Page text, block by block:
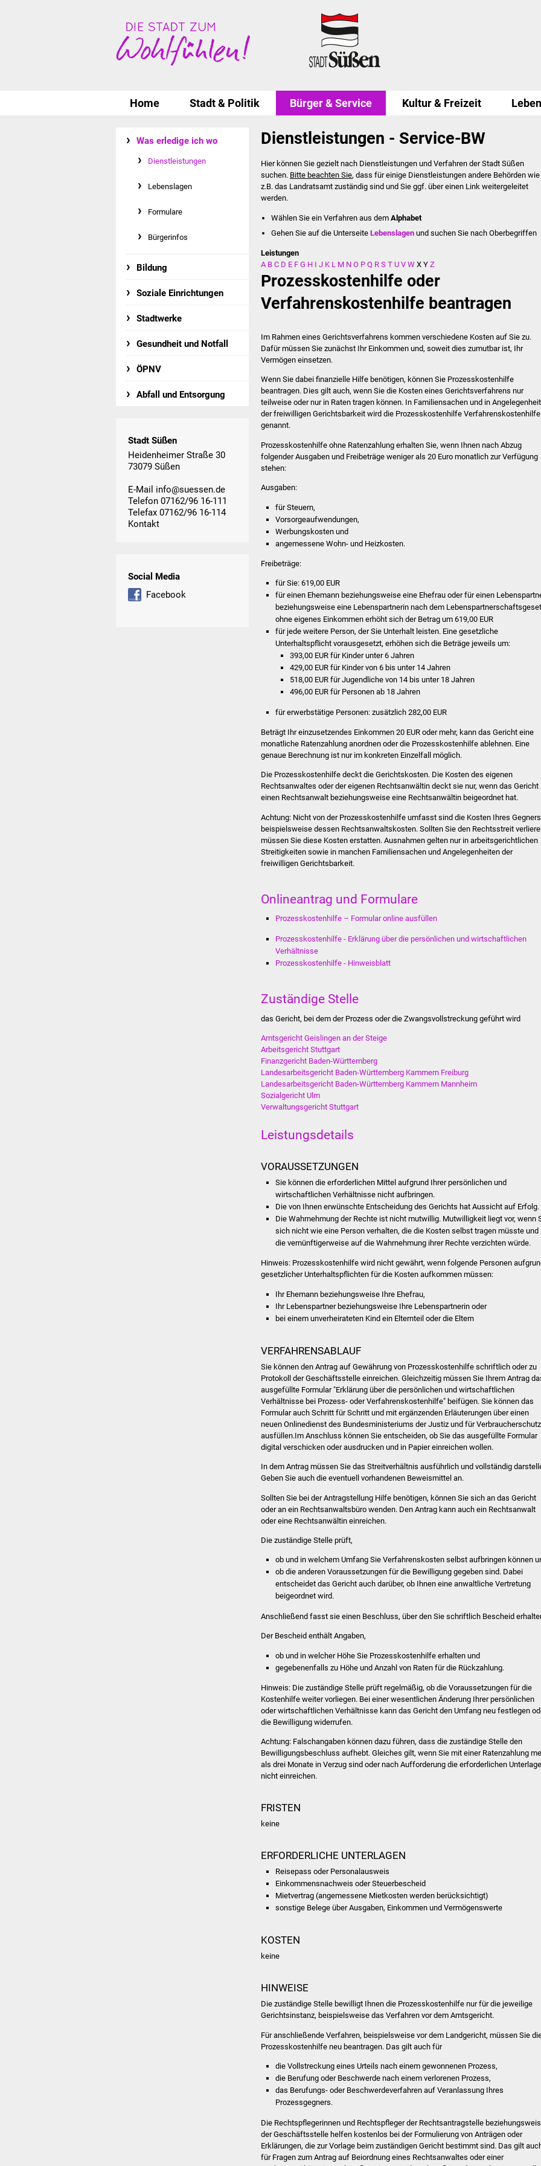
Home Stadt & Politik Bürger & Service Kultur & Freizeit
Was erledige ich wo
Dienstleistungen
Lebenslagen
Formulare
Bürgerinfos
Bildung
Soziale Einrichtungen
Stadtwerke
Gesundheit und Notfall
ÖPNV
Abfall und Entsorgung
Stadt Süßen
Heidenheimer Straße 30
73079 Süßen
E-Mail info@suessen.de
Telefon 07162/96 16-111
Telefax 07162/96 16-114
Kontakt
Social Media
Facebook
Dienstleistungen - Service-BW
Hier können Sie gezielt nach Dienstleistungen und Verfahren der Stadt Süßen
suchen. Bitte beachten Sie, dass für einige Dienstleistungen andere Behörden wie
z.B. das Landratsamt zuständig sind und Sie ggf. über einen Link weitergeleitet
werden.
Wählen Sie ein Verfahren aus dem Alphabet
Gehen Sie auf die UnterseiteLebenslagen und suchen Sie nach Oberbegriffen
Leistungen
A B C D E F G H I J K L M N O P Q R S T U V W X Y Z
Prozesskostenhilfe oder
Verfahrenskostenhilfe beantragen
Im Rahmen eines Gerichtsverfahrens kommen verschiedene Kosten auf Sie zu.
Dafür müssen Sie zunächst Ihr Einkommen und, soweit dies zumutbar ist, Ihr
Vermögen einsetzen.
Wenn Sie dabei finanzielle Hilfe benötigen, können Sie Prozesskostenhilfe
beantragen. Dies gilt auch, wenn Sie die Kosten eines Gerichtsverfahrens nur
teilweise oder nur in Raten tragen können. In Familiensachen und in
der freiwilligen Gerichtsbarkeit wird die Prozesskostenhilfe Verfahrenskostenhilfe
genannt.
Prozesskostenhilfe ohne Ratenzahlung erhalten Sie, wenn Ihnen nach Abzug
folgender Ausgaben und Freibeträge weniger als 20 Euro monatlich zur Verfügung
stehen:
Ausgaben:
für Steuern,
Vorsorgeaufwendungen,
Werbungskosten und
angemessene Wohn- und Heizkosten.
Freibeträge:
für Sie: 619,00 EUR
für einen Ehemann beziehungsweise eine Ehefrau oder für einen
beziehungsweise eine Lebenspartnerin nach dem
ohne eigenes Einkommen erhöht sich der Betrag um 619,00 EUR
für jede weitere Person, der Sie Unterhalt leisten. Eine gesetzliche
Unterhaltspflicht vorausgesetzt, erhöhen sich die Beträge jeweils um:
393,00 EUR für Kinder unter 6 Jahren
429,00 EUR für Kinder von 6 bis unter 14 Jahren
518,00 EUR für Jugendliche von 14 bis unter 18 Jahren
496,00 EUR für Personen ab 18 Jahren
für erwerbstätige Personen: zusätzlich 282,00 EUR
Beträgt Ihr einzusetzendes Einkommen 20 EUR oder mehr, kann das Gericht eine
monatliche Ratenzahlung anordnen oder die Prozesskostenhilfe ablehnen. Eine
genaue Berechnung ist nur im konkreten Einzelfall möglich.
Die Prozesskostenhilfe deckt die Gerichtskosten. Die Kosten des eigenen
Rechtsanwaltes oder der eigenen Rechtsanwältin deckt sie nur, wenn das Gericht
einen Rechtsanwalt beziehungsweise eine Rechtsanwältin beigeordnet hat.
Achtung: Nicht von der Prozesskostenhilfe umfasst sind die Kosten Ihres
beispielsweise dessen Rechtsanwaltskosten. Sollten Sie den Rechtsstreit
müssen Sie diese Kosten erstatten. Ausnahmen gelten nur in arbeitsgerichtlichen
Streitigkeiten sowie in manchen Familiensachen und Angelegenheiten der
freiwilligen Gerichtsbarkeit.
Onlineantrag und Formulare
Prozesskosten­hilfe – Formular online ausfüllen
Prozesskostenhilfe - Erklärung über die persönlichen und wirtschaftlichen
Verhältnisse
Prozesskostenhilfe - Hinweisblatt
Zuständige Stelle
das Gericht, bei dem der Prozess oder die Zwangsvollstreckung geführt wird
Amtsgericht Geislingen an der Steige
Arbeitsgericht Stuttgart
Finanzgericht Baden-Württemberg
Landesarbeitsgericht Baden-Württemberg Kammern Freiburg
Landesarbeitsgericht Baden-Württemberg Kammern Mannheim
Sozialgericht Ulm
Verwaltungsgericht Stuttgart
Leistungsdetails
VORAUSSETZUNGEN
Sie können die erforderlichen Mittel aufgrund Ihrer persönlichen und
wirtschaftlichen Verhältnisse nicht aufbringen.
Die von Ihnen erwünschte Entscheidung des Gerichts hat Aussicht auf Erfolg.
Die Wahrnehmung der Rechte ist nicht mutwillig. Mutwilligkeit liegt vor, wenn
sich nicht wie eine Person verhalten, die die Kosten selbst tragen müsste und
die vernünftigerweise auf die Wahrnehmung ihrer Rechte verzichten würde.
Hinweis: Prozesskostenhilfe wird nicht gewährt, wenn folgende Personen
gesetzlicher Unterhaltspflichten für die Kosten aufkommen müssen:
Ihr Ehemann beziehungsweise Ihre Ehefrau,
Ihr Lebenspartner beziehungsweise Ihre Lebenspartnerin oder
bei einem unverheirateten Kind ein Elternteil oder die Eltern
VERFAHRENSABLAUF
Sie können den Antrag auf Gewährung von Prozesskostenhilfe schriftlich oder zu
Protokoll der Geschäftsstelle einreichen. Gleichzeitig müssen Sie Ihrem Antrag
ausgefüllte Formular "Erklärung über die persönlichen und wirtschaftlichen
Verhältnisse bei Prozess- oder Verfahrenskostenhilfe" beifügen. Sie können das
Formular auch Schritt für Schritt und mit ergänzenden Erläuterungen über einen
neuen Onlinedienst des Bundesministeriums der Justiz und für Verbraucherschutz
ausfüllen.Im Anschluss können Sie entscheiden, ob Sie das ausgefüllte Formular
digital verschicken oder ausdrucken und in Papier einreichen wollen.
In dem Antrag müssen Sie das Streitverhältnis ausführlich und vollständig
Geben Sie auch die eventuell vorhandenen Beweismittel an.
Sollten Sie bei der Antragstellung Hilfe benötigen, können Sie sich an das Gericht
oder an ein Rechtsanwaltsbüro wenden. Den Antrag kann auch ein Rechtsanwalt
oder eine Rechtsanwältin einreichen.
Die zuständige Stelle prüft,
ob und in welchem Umfang Sie Verfahrenskosten selbst aufbringen können
ob die anderen Voraussetzungen für die Bewilligung gegeben sind. Dabei
entscheidet das Gericht auch darüber, ob Ihnen eine anwaltliche Vertretung
beigeordnet wird.
Anschließend fasst sie einen Beschluss, über den Sie schriftlich Bescheid
Der Bescheid enthält Angaben,
ob und in welcher Höhe Sie Prozesskostenhilfe erhalten und
gegebenenfalls zu Höhe und Anzahl von Raten für die Rückzahlung.
Hinweis: Die zuständige Stelle prüft regelmäßig, ob die Voraussetzungen für die
Kostenhilfe weiter vorliegen. Bei einer wesentlichen Änderung Ihrer persönlichen
oder wirtschaftlichen Verhältnisse kann das Gericht den Umfang neu festlegen
die Bewilligung widerrufen.
Achtung: Falschangaben können dazu führen, dass die zuständige Stelle den
Bewilligungsbeschluss aufhebt. Gleiches gilt, wenn Sie mit einer Ratenzahlung
als drei Monate in Verzug sind oder nach Aufforderung die erforderlichen
nicht einreichen.
FRISTEN
keine
ERFORDERLICHE UNTERLAGEN
Reisepass oder Personalausweis
Einkommensnachweis oder Steuerbescheid
Mietvertrag (angemessene Mietkosten werden berücksichtigt)
sonstige Belege über Ausgaben, Einkommen und Vermögenswerte
KOSTEN
keine
HINWEISE
Die zuständige Stelle bewilligt Ihnen die Prozesskostenhilfe nur für die jeweilige
Gerichtsinstanz, beispielsweise das Verfahren vor dem Amtsgericht.
Für anschließende Verfahren, beispielsweise vor dem Landgericht, müssen Sie
Prozesskostenhilfe neu beantragen. Das gilt auch für
die Vollstreckung eines Urteils nach einem gewonnenen Prozess,
die Berufung oder Beschwerde nach einem verlorenen Prozess,
das Berufungs- oder Beschwerdeverfahren auf Veranlassung Ihres
Prozessgegners.
Die Rechtspflegerinnen und Rechtspfleger der Rechtsantragstelle
der Geschäftsstelle helfen kostenlos bei der Formulierung von Anträgen oder
Erklärungen, die zur Vorlage beim zuständigen Gericht bestimmt sind. Das gilt
für Fragen zum Antrag auf Beiordnung eines Rechtsanwaltes oder einer